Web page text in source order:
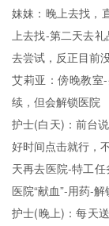
妹妹：晚上去找，
上去找-第二天去
去尝试，反正目前
艾莉亚：傍晚教室
续，但会解锁医院
护士(白天)：前台
好时间点击就行，
天再去医院-特工
医院“献血”-用药-
护士(晚上)：每天